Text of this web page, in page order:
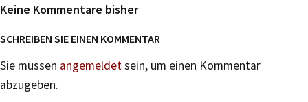
Keine Kommentare bisher
SCHREIBEN SIE EINEN KOMMENTAR
Sie müssen angemeldetsein, um einen Kommentar
abzugeben.